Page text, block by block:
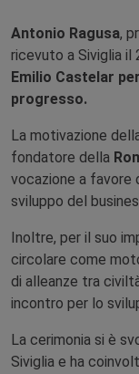
Antonio Ragusa,
ricevuto a Siviglia
Emilio Castelar
progresso.
La motivazione
fondatore della
vocazione a favore
sviluppo del
Inoltre, per il suo
circolare come
di alleanze tra
incontro per lo
La cerimonia si è
Siviglia e ha